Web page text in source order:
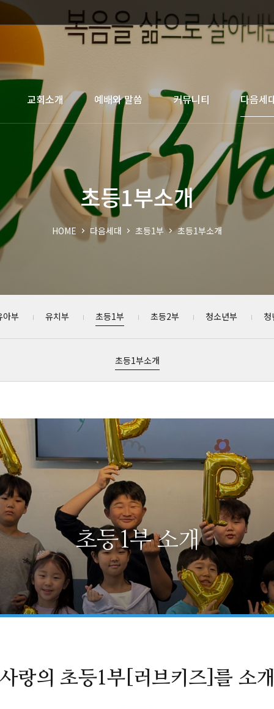
교회소개 예배와 말씀 커뮤니티 다음세
초등1부소개
HOME 다음세대 초등1부 초등1부소개
아부 유치부 초등1부 초등2부 청소년부 청
초등1부소개
초등1부 소개
랑의 초등1부[러브키즈]를 소